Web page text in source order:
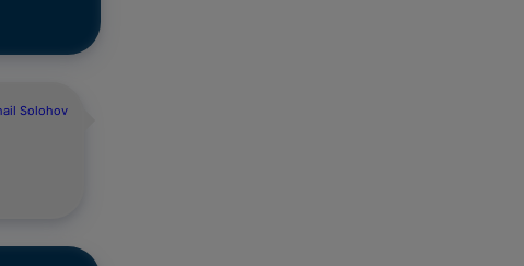
Solohov